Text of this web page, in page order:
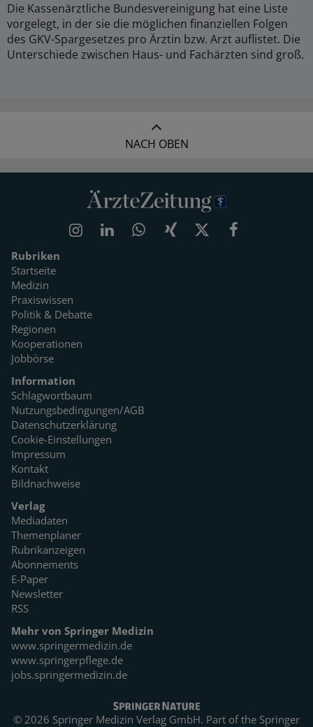
Die Kassenärztliche Bundesvereinigung hat eine Liste
vorgelegt, in der sie die möglichen finanziellen Folgen
des GKV-Spargesetzes pro Ärztin bzw. Arzt auflistet. Die
Unterschiede zwischen Haus- und Fachärzten sind groß.
NACH OBEN
Rubriken
Startseite
Medizin
Praxiswissen
Politik & Debatte
Regionen
Kooperationen
Jobbörse
Information
Schlagwortbaum
Nutzungsbedingungen/AGB
Datenschutzerklärung
Cookie-Einstellungen
Impressum
Kontakt
Bildnachweise
Verlag
Mediadaten
Themenplaner
Rubrikanzeigen
Abonnements
E-Paper
Newsletter
RSS
Mehr von Springer Medizin
www.springermedizin.de
www.springerpflege.de
jobs.springermedizin.de
© 2026 Springer Medizin Verlag GmbH. Part of the Springer